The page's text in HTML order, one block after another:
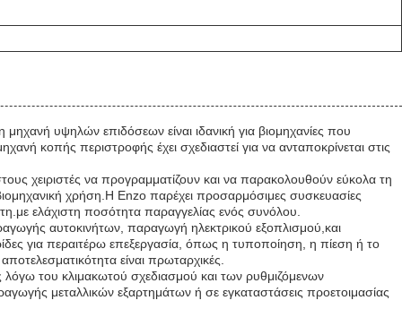
υψηλών επιδόσεων είναι ιδανική για βιομηχανίες που
κοπής περιστροφής έχει σχεδιαστεί για να ανταποκρίνεται στις
χειριστές να προγραμματίζουν και να παρακολουθούν εύκολα τη
χρήση.Η Enzo παρέχει προσαρμόσιμες συσκευασίες
ελάχιστη ποσότητα παραγγελίας ενός συνόλου.
αυτοκινήτων, παραγωγή ηλεκτρικού εξοπλισμού,και
για περαιτέρω επεξεργασία, όπως η τυποποίηση, η πίεση ή το
είναι πρωταρχικές.
λόγω του κλιμακωτού σχεδιασμού και των ρυθμιζόμενων
μεταλλικών εξαρτημάτων ή σε εγκαταστάσεις προετοιμασίας